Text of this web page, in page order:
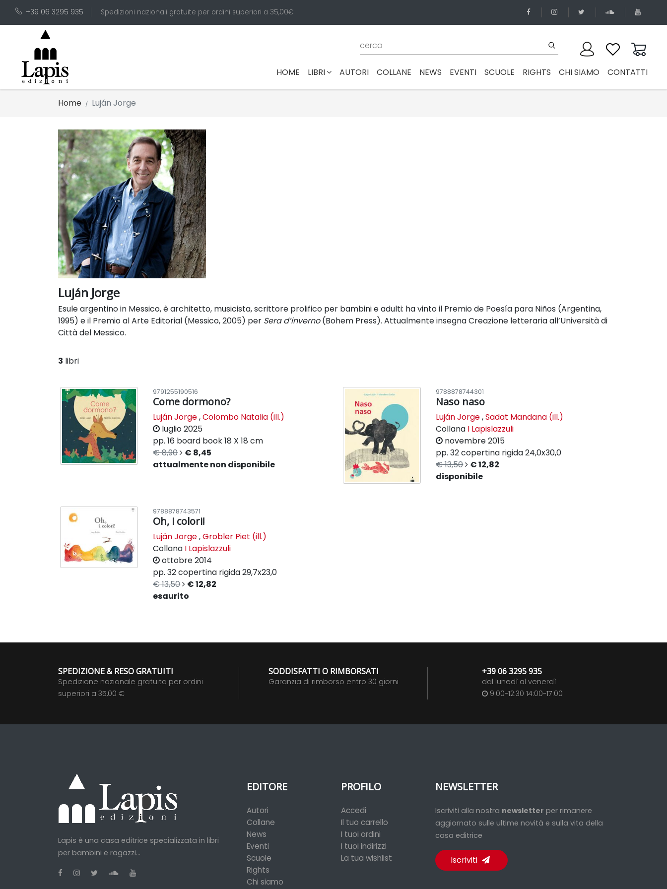
+39 06 3295 935 Spedizioni nazionali gratuite per ordini superiori a 35,00€
HOME (CURRENT)
LIBRI AUTORI COLLANE NEWS EVENTI SCUOLE RIGHTS CHI SIAMO CONTATTI
Home Luján Jorge
Luján Jorge
Esule argentino in Messico, è architetto, musicista, scrittore prolifico per bambini e adulti: ha vinto il Premio de Poesía para Niños (Argentina,
1995) e il Premio al Arte Editorial (Messico, 2005) per Sera d’inverno(Bohem Press). Attualmente insegna Creazione letteraria all’Università di
Città del Messico.
3 libri
9791255190516
Come dormono?
Luján Jorge,Colombo Natalia (ill.)
luglio 2025
pp. 16 board book18 X 18 cm
€ 8,90
€ 8,45
attualmente non disponibile
9788878744301
Naso naso
Luján Jorge,Sadat Mandana (ill.)
Collana I Lapislazzuli
novembre 2015
pp. 32copertina rigida24,0x30,0
€ 13,50
€ 12,82
disponibile
9788878743571
Oh, i colori!
Luján Jorge,Grobler Piet (ill.)
Collana I Lapislazzuli
ottobre 2014
pp. 32copertina rigida29,7x23,0
€ 13,50
€ 12,82
esaurito
SPEDIZIONE & RESO GRATUITI
Spedizione nazionale gratuita per ordini
superiori a 35,00 €
SODDISFATTI O RIMBORSATI
Garanzia di rimborso entro 30 giorni
+39 06 3295 935
dal lunedì al venerdì
9:00-12:30 14:00-17:00
Lapis è una casa editrice specializzata in libri
per bambini e ragazzi...
EDITORE
Autori
Collane
News
Eventi
Scuole
Rights
Chi siamo
PROFILO
Accedi
Il tuo carrello
I tuoi ordini
I tuoi indirizzi
La tua wishlist
NEWSLETTER
Iscriviti alla nostra newsletter per rimanere
aggiornato sulle ultime novità e sulla vita della
casa editrice
Iscriviti